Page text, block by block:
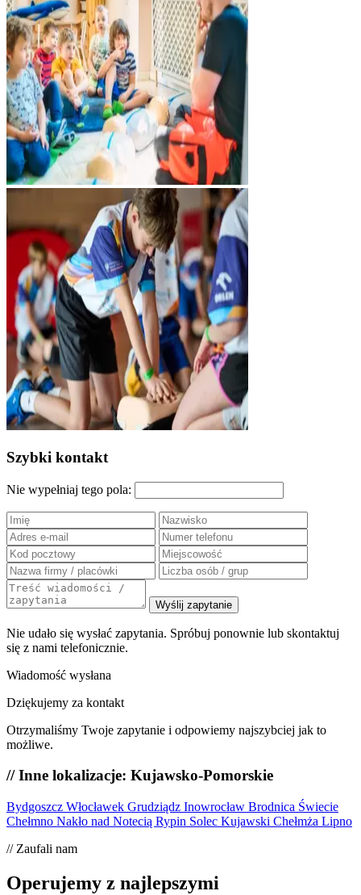
Szybki kontakt
Nie wypełniaj tego pola:
Wyślij zapytanie
Nie udało się wysłać zapytania. Spróbuj ponownie lub skontaktuj
się z nami telefonicznie.
Wiadomość wysłana
Dziękujemy za kontakt
Otrzymaliśmy Twoje zapytanie i odpowiemy najszybciej jak to
możliwe.
// Inne lokalizacje: Kujawsko-Pomorskie
Bydgoszcz Włocławek Grudziądz Inowrocław Brodnica Świecie
Chełmno Nakło nad Notecią Rypin Solec Kujawski Chełmża Lipno
// Zaufali nam
Operujemy z najlepszymi